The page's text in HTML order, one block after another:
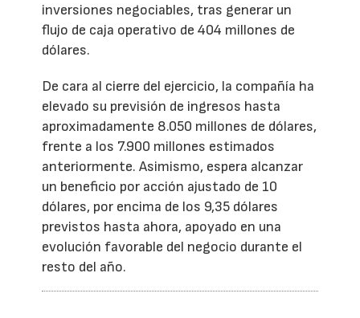
inversiones negociables, tras generar un
flujo de caja operativo de 404 millones de
dólares.
De cara al cierre del ejercicio, la compañía ha
elevado su previsión de ingresos hasta
aproximadamente 8.050 millones de dólares,
frente a los 7.900 millones estimados
anteriormente. Asimismo, espera alcanzar
un beneficio por acción ajustado de 10
dólares, por encima de los 9,35 dólares
previstos hasta ahora, apoyado en una
evolución favorable del negocio durante el
resto del año.